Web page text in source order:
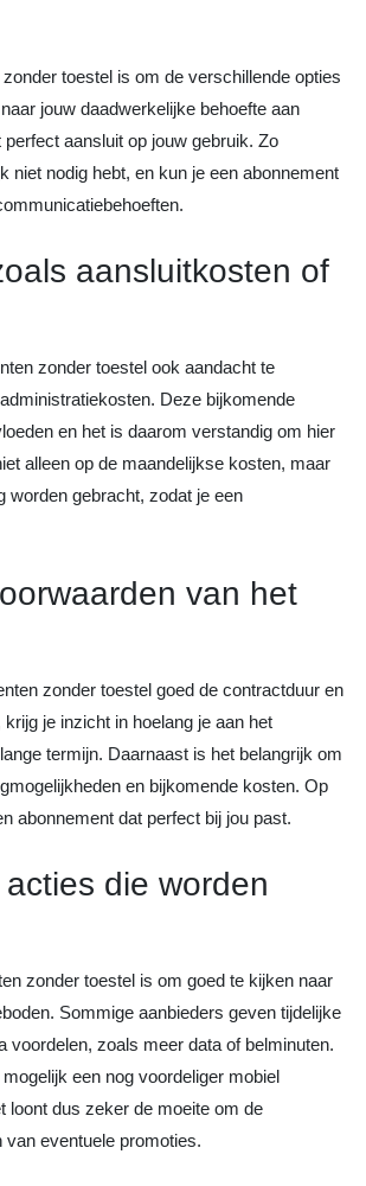
toestel is om de verschillende opties
jouw daadwerkelijke behoefte aan
aansluit op jouw gebruik. Zo
niet nodig hebt, en kun je een abonnement
aansluitkosten of
zonder toestel ook aandacht te
Deze bijkomende
en het is daarom verstandig om hier
alleen op de maandelijkse kosten, maar
worden gebracht, zodat je een
van het
zonder toestel goed de contractduur en
je inzicht in hoelang je aan het
termijn. Daarnaast is het belangrijk om
en bijkomende kosten. Op
abonnement dat perfect bij jou past.
die worden
zonder toestel is om goed te kijken naar
Sommige aanbieders geven tijdelijke
voordelen, zoals meer data of belminuten.
een nog voordeliger mobiel
loont dus zeker de moeite om de
van eventuele promoties.